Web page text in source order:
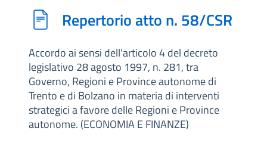
Repertorio atto n. 58/CSR
Accordo ai sensi dell'articolo 4 del decreto
legislativo 28 agosto 1997, n. 281, tra
Governo, Regioni e Province autonome di
Trento e di Bolzano in materia di interventi
strategici a favore delle Regioni e Province
autonome. (ECONOMIA E FINANZE)